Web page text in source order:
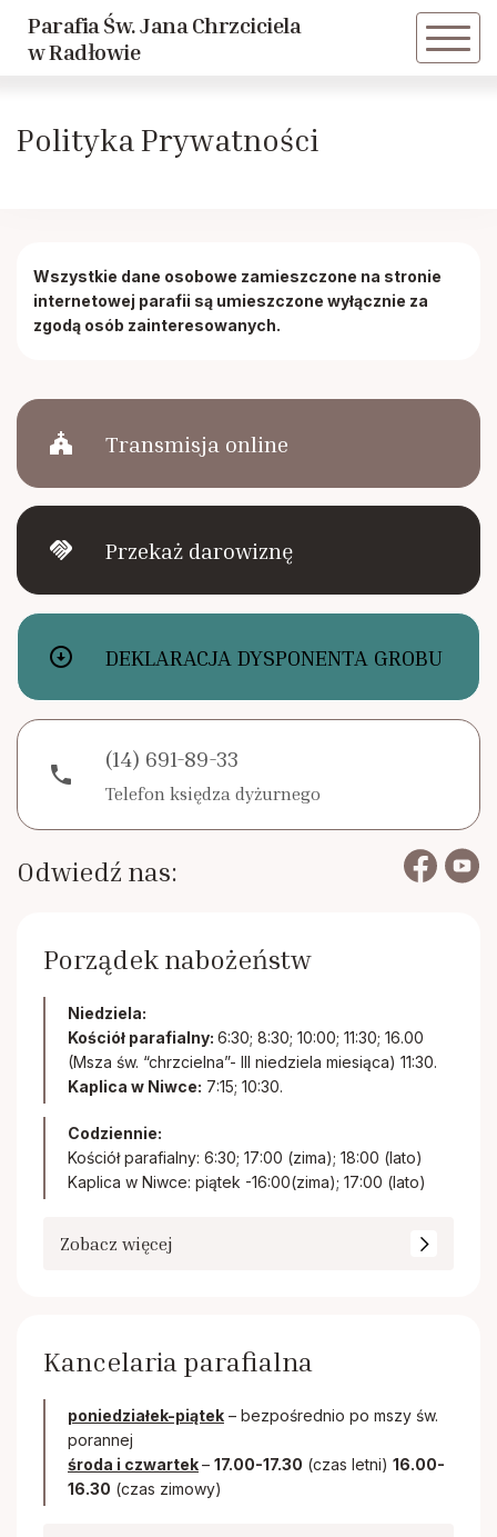
Parafia Św. Jana Chrzciciela
w Radłowie
Powrót
Historie Radłowskie cz. 2
Inwestycje
Rodacy - Kapłani, Siostry zakonne
Powrót
KSM
Nadzwyczajni Szafarze
Polityka Prywatności
church Transmisja online
handshake Przekaż darowiznę
arrow_circle_down DEKLARACJA DYSPONENTA GROBU
phone
(14) 691-89-33
Telefon księdza dyżurnego
Odwiedź nas:
Porządek nabożeństw
Niedziela:
Kościół parafialny: 6:30; 8:30; 10:00; 11:30; 16.00
(Msza św. “chrzcielna”- III niedziela miesiąca) 11:30.
Kaplica w Niwce: 7:15; 10:30.
Codziennie:
Kościół parafialny: 6:30; 17:00 (zima); 18:00 (lato)
Kaplica w Niwce: piątek -16:00(zima); 17:00 (lato)
Zobacz więcej
Kancelaria parafialna
poniedziałek-piątek – bezpośrednio po mszy św.
porannej
środa i czwartek– 17.00-17.30 (czas letni) 16.00-
16.30 (czas zimowy)
Wszystkie dane osobowe zamieszczone na stronie
internetowej parafii są umieszczone wyłącznie za
zgodą osób zainteresowanych.